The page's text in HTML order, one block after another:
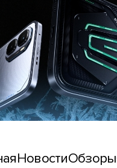
НовостиОбзоры